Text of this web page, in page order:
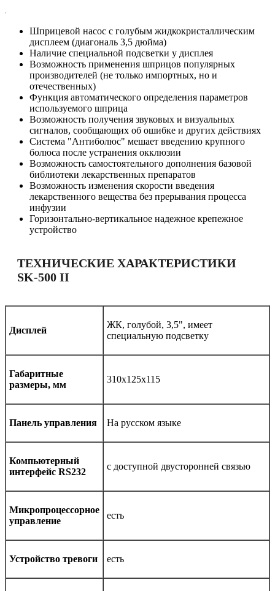
Шприцевой насос с голубым жидкокристаллическим
дисплеем (диагональ 3,5 дюйма)
Наличие специальной подсветки у дисплея
Возможность применения шприцов популярных
производителей (не только импортных, но и
отечественных)
Функция автоматического определения параметров
используемого шприца
Возможность получения звуковых и визуальных
сигналов, сообщающих об ошибке и других действиях
Система "Антиболюс" мешает введению крупного
болюса после устранения окклюзии
Возможность самостоятельного дополнения базовой
библиотеки лекарственных препаратов
Возможность изменения скорости введения
лекарственного вещества без прерывания процесса
инфузии
Горизонтально-вертикальное надежное крепежное
устройство
ТЕХНИЧЕСКИЕ ХАРАКТЕРИСТИКИ
SK-500 II
Дисплей
ЖК, голубой, 3,5", имеет
специальную подсветку
Габаритные
размеры, мм
310х125х115
Панель управления На русском языке
Компьютерный
интерфейс RS232
с доступной двусторонней связью
Микропроцессорное
управление
есть
Устройство тревоги есть